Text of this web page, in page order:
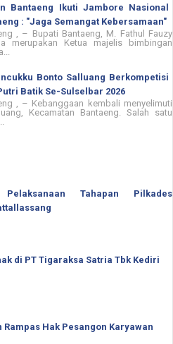
Bantaeng Ikuti Jambore Nasional
: "Jaga Semangat Kebersamaan"
, – Bupati Bantaeng, M. Fathul Fauzy
merupakan Ketua majelis bimbingan
Bonto Salluang Berkompetisi
Batik Se-Sulselbar 2026
, – Kebanggaan kembali menyelimuti
Kecamatan Bantaeng. Salah satu
Tahapan Pilkades
di PT Tigaraksa Satria Tbk Kediri
Rampas Hak Pesangon Karyawan